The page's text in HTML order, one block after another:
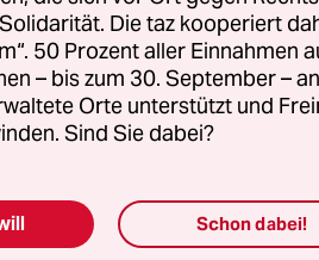
sei
der Opposition
dauerten die
Omid Nouripour.
Die taz kooperiert
50 Prozent aller Einnahmen
– bis zum 30. September –
Orte unterstützt und
Sind Sie dabei?
Schon dabei!